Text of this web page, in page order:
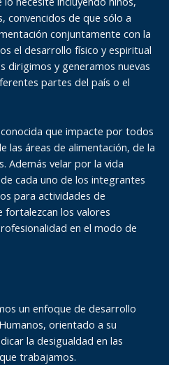
convencidos de que sólo a
conjuntamente con la
el desarrollo físico y espiritual
dirigimos y generamos nuevas
partes del país o el
que impacte por todos
las áreas de alimentación, de la
Además velar por la vida
cada uno de los integrantes
para actividades de
fortalezcan los valores
en el modo de
un enfoque de desarrollo
orientado a su
la desigualdad en las
trabajamos.